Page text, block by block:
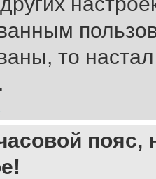
то
пояс,